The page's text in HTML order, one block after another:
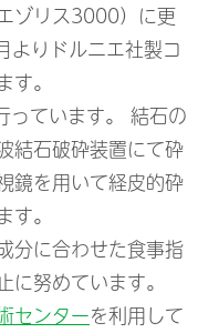
ゾリス3000）に更
りドルニエ社製コ
。
ています。 結石の
結石破砕装置にて砕
鏡を用いて経皮的砕
。
分に合わせた食事指
努めています。
センターを利用して